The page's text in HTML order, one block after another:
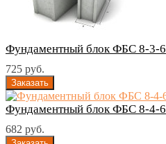
Фундаментный блок ФБС 8-3-6
725 руб.
Фундаментный блок ФБС 8-4-6
682 руб.